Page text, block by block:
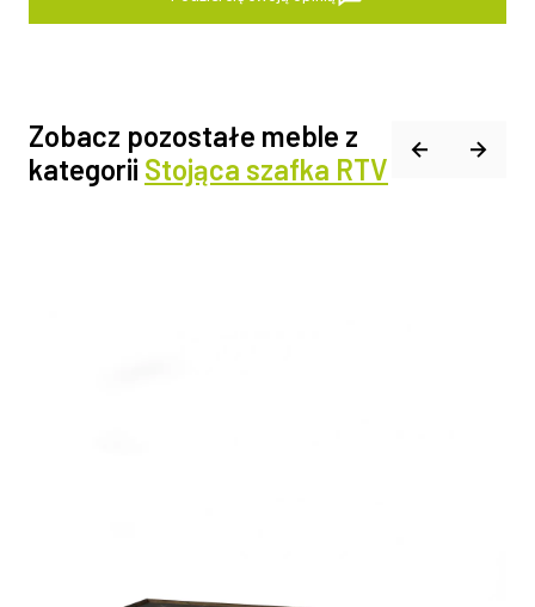
Zobacz pozostałe meble z
kategorii Stojąca szafka RTV